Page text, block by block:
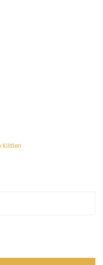
Kilitleri